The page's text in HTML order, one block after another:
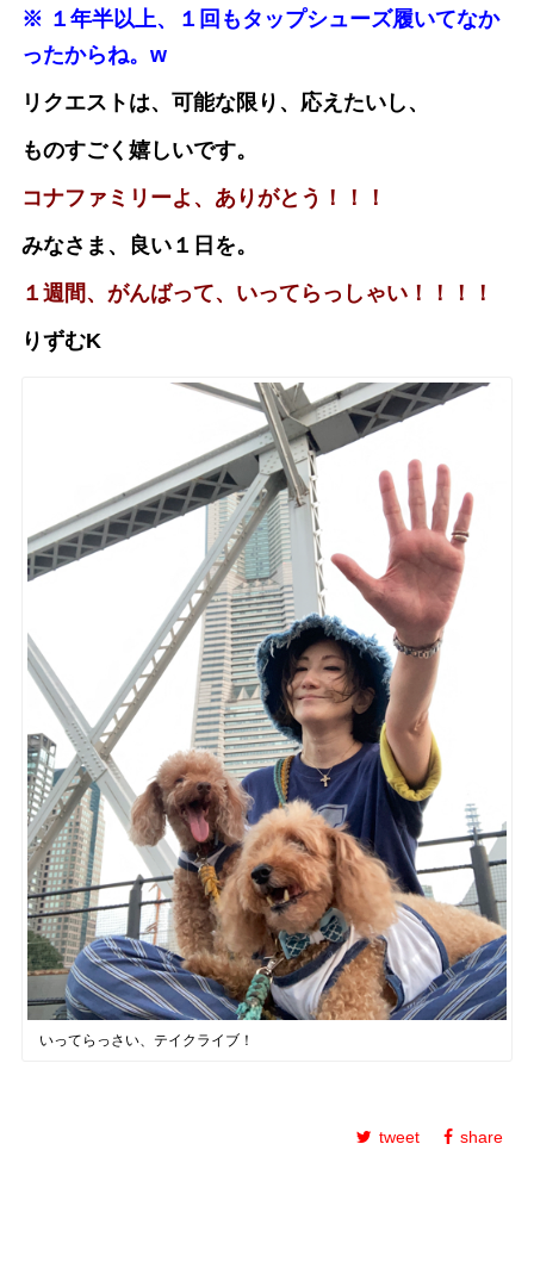
※ １年半以上、１回もタップシューズ履いてなか
ったからね。w
リクエストは、可能な限り、応えたいし、
ものすごく嬉しいです。
コナファミリーよ、ありがとう！！！
みなさま、良い１日を。
１週間、がんばって、いってらっしゃい！！！！
りずむK
いってらっさい、テイクライブ！
tweet share